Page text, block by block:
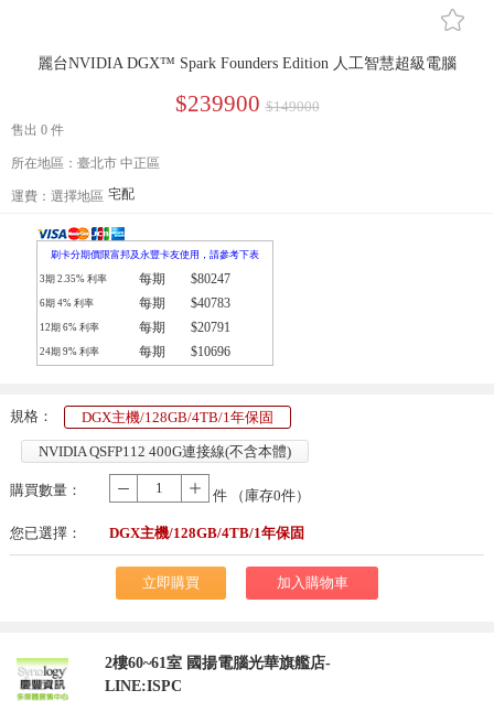
󰄔
麗台NVIDIA DGX™ Spark Founders Edition 人工智慧超級電腦
$239900 $149000
售出 0 件
所在地區：臺北市 中正區
運費： 選擇地區 宅配
刷卡分期價限富邦及永豐卡友使用，請參考下表
3期 2.35% 利率 每期 $80247
6期 4% 利率 每期 $40783
12期 6% 利率 每期 $20791
24期 9% 利率 每期 $10696
規格： DGX主機/128GB/4TB/1年保固
NVIDIA QSFP112 400G連接線(不含本體)
購買數量：
- 件 （庫存0件）
您已選擇： DGX主機/128GB/4TB/1年保固
立即購買 加入購物車
2樓60~61室 國揚電腦光華旗艦店-
LINE:ISPC